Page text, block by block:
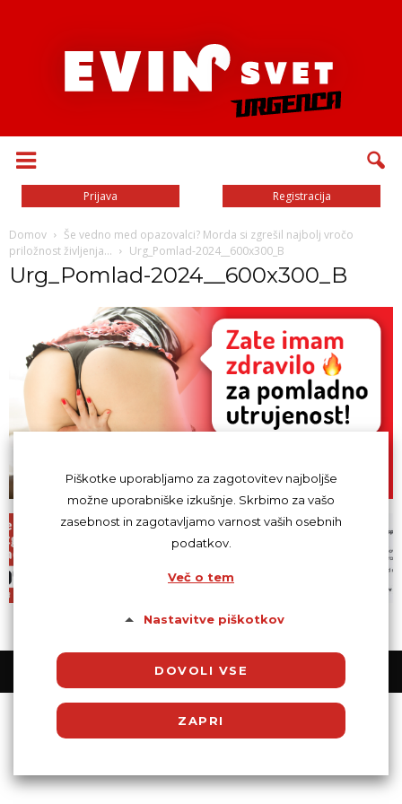
Prijava Registracija
Domov
Še vedno med opazovalci? Morda si zgrešil najbolj vročo
priložnost življenja…
Urg_Pomlad-2024__600x300_B
Urg_Pomlad-2024__600x300_B
© Powered by SocDate™, © Copyright 2018 VenetiCOM
Piškotke uporabljamo za zagotovitev najboljše
možne uporabniške izkušnje. Skrbimo za vašo
zasebnost in zagotavljamo varnost vaših osebnih
podatkov.
Več o tem
Nastavitve piškotkov
DOVOLI VSE
ZAPRI
Potrebni